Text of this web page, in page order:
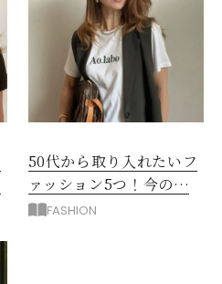
50代から取り入れたいフ
ァッション5つ！今の自
分をきれいに見せる服選
FASHION